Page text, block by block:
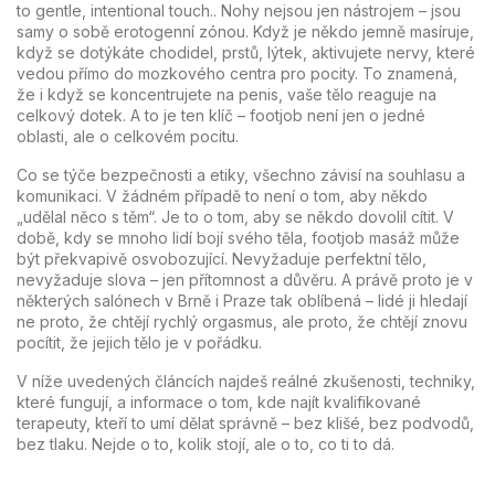
to gentle, intentional touch.. Nohy nejsou jen nástrojem – jsou
samy o sobě erotogenní zónou. Když je někdo jemně masíruje,
když se dotýkáte chodidel, prstů, lýtek, aktivujete nervy, které
vedou přímo do mozkového centra pro pocity. To znamená,
že i když se koncentrujete na penis, vaše tělo reaguje na
celkový dotek. A to je ten klíč – footjob není jen o jedné
oblasti, ale o celkovém pocitu.
Co se týče bezpečnosti a etiky, všechno závisí na souhlasu a
komunikaci. V žádném případě to není o tom, aby někdo
„udělal něco s těm“. Je to o tom, aby se někdo dovolil cítit. V
době, kdy se mnoho lidí bojí svého těla, footjob masáž může
být překvapivě osvobozující. Nevyžaduje perfektní tělo,
nevyžaduje slova – jen přítomnost a důvěru. A právě proto je v
některých salónech v Brně i Praze tak oblíbená – lidé ji hledají
ne proto, že chtějí rychlý orgasmus, ale proto, že chtějí znovu
pocítit, že jejich tělo je v pořádku.
V níže uvedených článcích najdeš reálné zkušenosti, techniky,
které fungují, a informace o tom, kde najít kvalifikované
terapeuty, kteří to umí dělat správně – bez klišé, bez podvodů,
bez tlaku. Nejde o to, kolik stojí, ale o to, co ti to dá.